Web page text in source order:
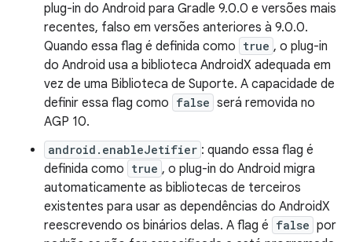
plug-in do Android para Gradle 9.0.0 e versões mais
recentes, falso em versões anteriores à 9.0.0.
Quando essa flag é definida como true , o plug-in
do Android usa a biblioteca AndroidX adequada em
vez de uma Biblioteca de Suporte. A capacidade de
definir essa flag como false será removida no
AGP 10.
android.enableJetifier : quando essa flag é
definida como true , o plug-in do Android migra
automaticamente as bibliotecas de terceiros
existentes para usar as dependências do AndroidX
reescrevendo os binários delas. A flag é false por